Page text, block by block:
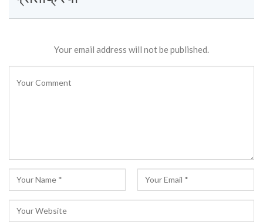
Your email address will not be published.